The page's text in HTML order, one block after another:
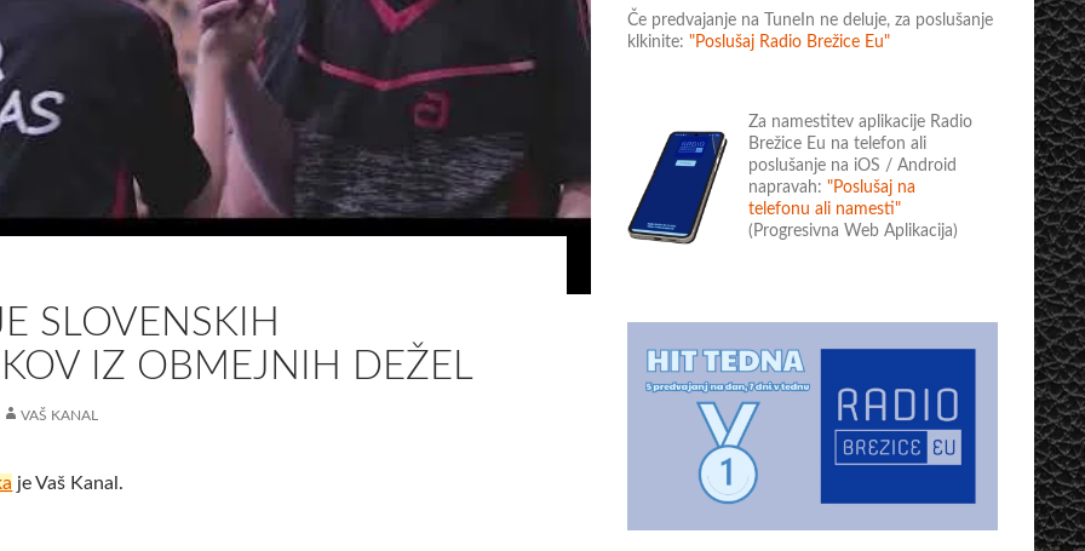
SLOVENSKIH
IZ OBMEJNIH DEŽEL
VAŠ KANAL
je Vaš Kanal.
Če predvajanje na TuneIn ne deluje, za poslušanje
klkinite: "Poslušaj Radio Brežice Eu"
Za namestitev aplikacije Radio
Brežice Eu na telefon ali
poslušanje na iOS / Android
napravah: "Poslušaj na
telefonu ali namesti"
(Progresivna Web Aplikacija)